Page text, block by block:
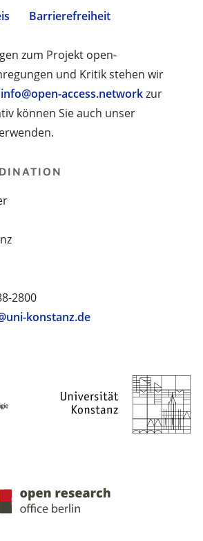
Barrierefreiheit
zum Projekt open-
und Kritik stehen wir
info@open-access.networkzur
können Sie auch unser
2800
konstanz.de